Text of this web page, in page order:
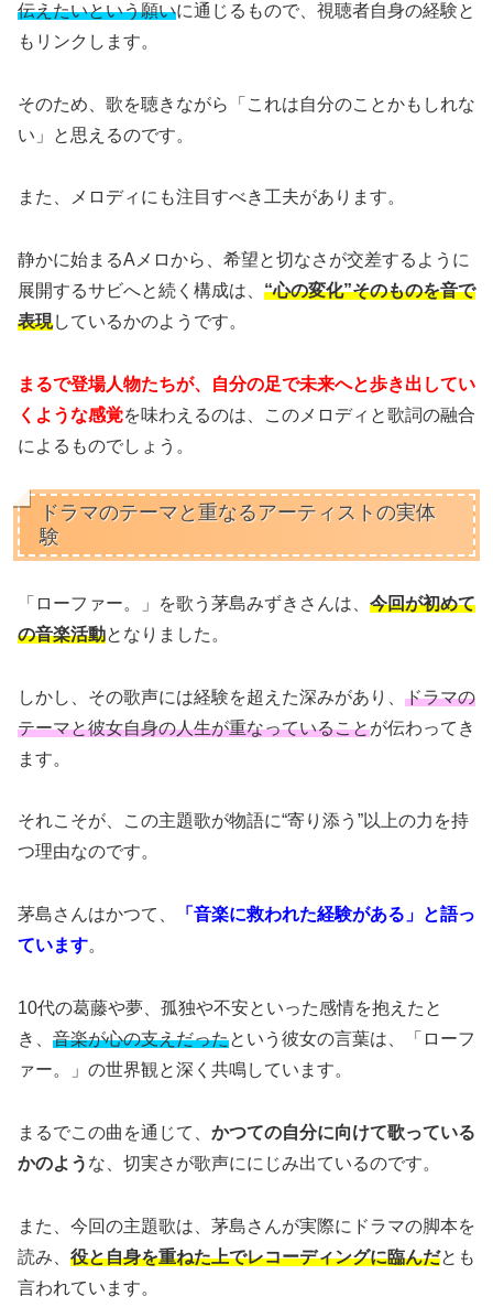
伝えたいという願いに通じるもので、視聴者自身の経験と
もリンクします。
そのため、歌を聴きながら「これは自分のことかもしれな
い」と思えるのです。
また、メロディにも注目すべき工夫があります。
静かに始まるAメロから、希望と切なさが交差するように
展開するサビへと続く構成は、 “心の変化”そのものを音で
表現しているかのようです。
まるで登場人物たちが、自分の足で未来へと歩き出してい
くような感覚を味わえるのは、このメロディと歌詞の融合
によるものでしょう。
ドラマのテーマと重なるアーティストの実体
験
「ローファー。」を歌う茅島みずきさんは、 今回が初めて
の音楽活動となりました。
しかし、その歌声には経験を超えた深みがあり、 ドラマの
テーマと彼女自身の人生が重なっていることが伝わってき
ます。
それこそが、この主題歌が物語に“寄り添う”以上の力を持
つ理由なのです。
茅島さんはかつて、
「音楽に救われた経験がある」と語っ
ています。
10代の葛藤や夢、孤独や不安といった感情を抱えたと
き、 音楽が心の支えだったという彼女の言葉は、「ローフ
ァー。」の世界観と深く共鳴しています。
まるでこの曲を通じて、 かつての自分に向けて歌っている
かのよう な、切実さが歌声ににじみ出ているのです。
また、今回の主題歌は、茅島さんが実際にドラマの脚本を
読み、 役と自身を重ねた上でレコーディングに臨んだとも
言われています。